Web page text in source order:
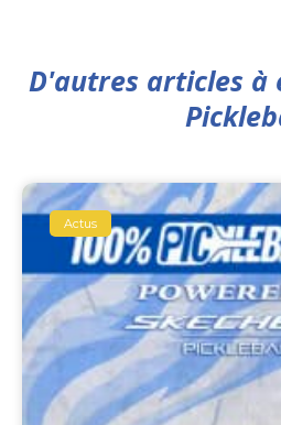
D'autres articles à
Actus